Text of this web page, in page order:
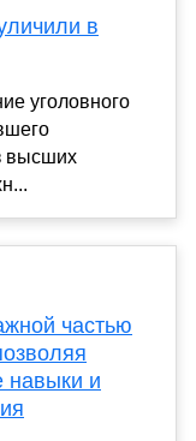
в
уголовного
высших
частью
навыки и